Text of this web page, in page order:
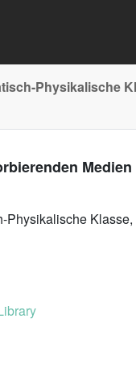
Physikalische
Medien